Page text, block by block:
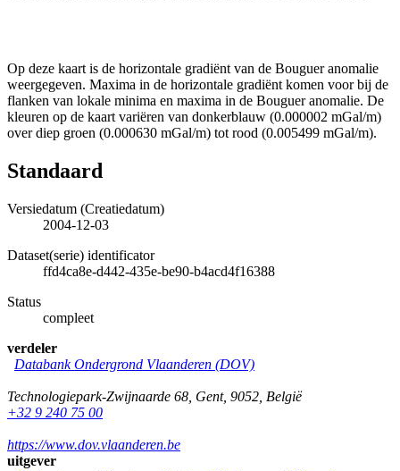
Op deze kaart is de horizontale gradiënt van de Bouguer anomalie
weergegeven. Maxima in de horizontale gradiënt komen voor bij de
flanken van lokale minima en maxima in de Bouguer anomalie. De
kleuren op de kaart variëren van donkerblauw (0.000002 mGal/m)
over diep groen (0.000630 mGal/m) tot rood (0.005499 mGal/m).
Standaard
Versiedatum (Creatiedatum)
2004-12-03
Dataset(serie) identificator
ffd4ca8e-d442-435e-be90-b4acd4f16388
Status
compleet
verdeler
Databank Ondergrond Vlaanderen (DOV)
Technologiepark-Zwijnaarde 68 Gent, 9052 België
+32 9 240 75 00
https://www.dov.vlaanderen.be
uitgever